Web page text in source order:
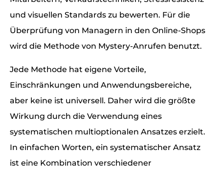
und visuellen Standards zu bewerten. Für die
Überprüfung von Managern in den Online-Shops
wird die Methode von Mystery-Anrufen benutzt.
Jede Methode hat eigene Vorteile,
Einschränkungen und Anwendungsbereiche,
aber keine ist universell. Daher wird die größte
Wirkung durch die Verwendung eines
systematischen multioptionalen Ansatzes erzielt.
In einfachen Worten, ein systematischer Ansatz
ist eine Kombination verschiedener